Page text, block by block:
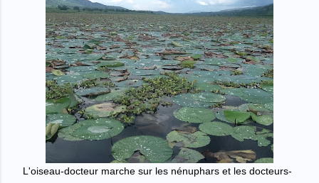
L'oiseau-docteur marche sur les nénuphars et les docteurs-